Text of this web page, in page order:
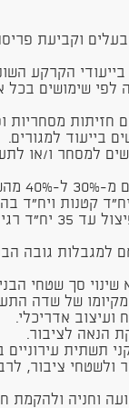
וקביעת
לפי שימושים
למסחר ו/או
למגבלות גובה
שינוי סך שטחי
מקיומו של שדה
ולשטחי ציבור,